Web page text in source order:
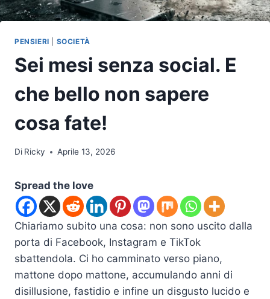
PENSIERI SOCIETÀ
Sei mesi senza social. E
che bello non sapere
cosa fate!
Di Ricky Aprile 13, 2026
Spread the love
Chiariamo subito una cosa: non sono uscito dalla
porta di Facebook, Instagram e TikTok
sbattendola. Ci ho camminato verso piano,
mattone dopo mattone, accumulando anni di
disillusione, fastidio e infine un disgusto lucido e